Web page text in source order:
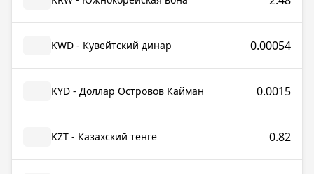
KWD - Кувейтский динар 0.00054
KYD - Доллар Островов Кайман 0.0015
KZT - Казахский тенге 0.82